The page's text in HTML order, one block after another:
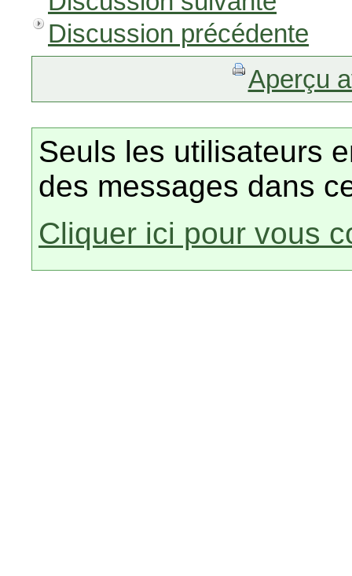
Discussion précédente
Aperçu
Seuls les utilisateurs
des messages dans
Cliquer ici pour vous